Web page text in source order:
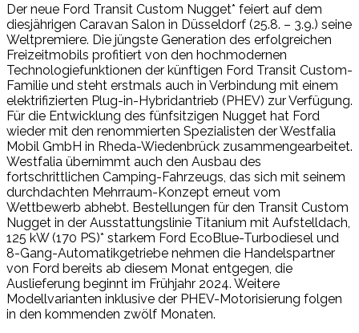
Der neue Ford Transit Custom Nugget* feiert auf dem
diesjährigen Caravan Salon in Düsseldorf (25.8. – 3.9.) seine
Weltpremiere. Die jüngste Generation des erfolgreichen
Freizeitmobils profitiert von den hochmodernen
Technologiefunktionen der künftigen Ford Transit Custom-
Familie und steht erstmals auch in Verbindung mit einem
elektrifizierten Plug-in-Hybridantrieb (PHEV) zur Verfügung.
Für die Entwicklung des fünfsitzigen Nugget hat Ford
wieder mit den renommierten Spezialisten der Westfalia
Mobil GmbH in Rheda-Wiedenbrück zusammengearbeitet.
Westfalia übernimmt auch den Ausbau des
fortschrittlichen Camping-Fahrzeugs, das sich mit seinem
durchdachten Mehrraum-Konzept erneut vom
Wettbewerb abhebt. Bestellungen für den Transit Custom
Nugget in der Ausstattungslinie Titanium mit Aufstelldach,
125 kW (170 PS)* starkem Ford EcoBlue-Turbodiesel und
8-Gang-Automatikgetriebe nehmen die Handelspartner
von Ford bereits ab diesem Monat entgegen, die
Auslieferung beginnt im Frühjahr 2024. Weitere
Modellvarianten inklusive der PHEV-Motorisierung folgen
in den kommenden zwölf Monaten.